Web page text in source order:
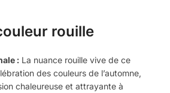
rouille
: La nuance rouille vive de ce
des couleurs de l’automne,
chaleureuse et attrayante à